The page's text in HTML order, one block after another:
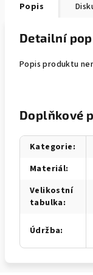
Popis
Detailní
Popis produktu
Doplňkové
Kategorie:
Materiál:
Velikostní
tabulka:
Údržba: